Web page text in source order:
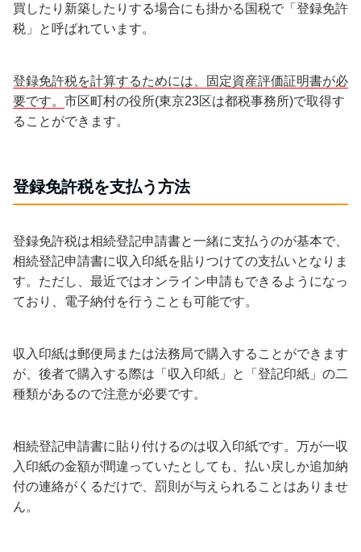
買したり新築したりする場合にも掛かる国税で「登録免許
税」と呼ばれています。
登録免許税を計算するためには、固定資産評価証明書が必
要です。 市区町村の役所(東京23区は都税事務所)で取得す
ることができます。
登録免許税を支払う方法
登録免許税は相続登記申請書と一緒に支払うのが基本で、
相続登記申請書に収入印紙を貼りつけての支払いとなりま
す。ただし、最近ではオンライン申請もできるようになっ
ており、電子納付を行うことも可能です。
収入印紙は郵便局または法務局で購入することができます
が、後者で購入する際は「収入印紙」と「登記印紙」の二
種類があるので注意が必要です。
相続登記申請書に貼り付けるのは収入印紙です。万が一収
入印紙の金額が間違っていたとしても、払い戻しか追加納
付の連絡がくるだけで、罰則が与えられることはありませ
ん。